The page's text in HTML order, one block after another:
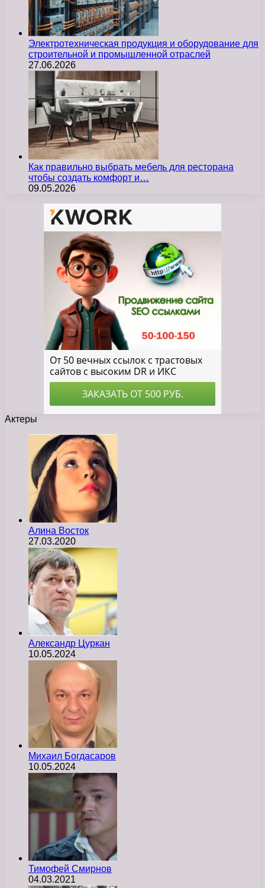
Электротехническая продукция и оборудование для
строительной и промышленной отраслей
27.06.2026
Как правильно выбрать мебель для ресторана
чтобы создать комфорт и…
09.05.2026
Актеры
Алина Восток
27.03.2020
Александр Цуркан
10.05.2024
Михаил Богдасаров
10.05.2024
Тимофей Смирнов
04.03.2021